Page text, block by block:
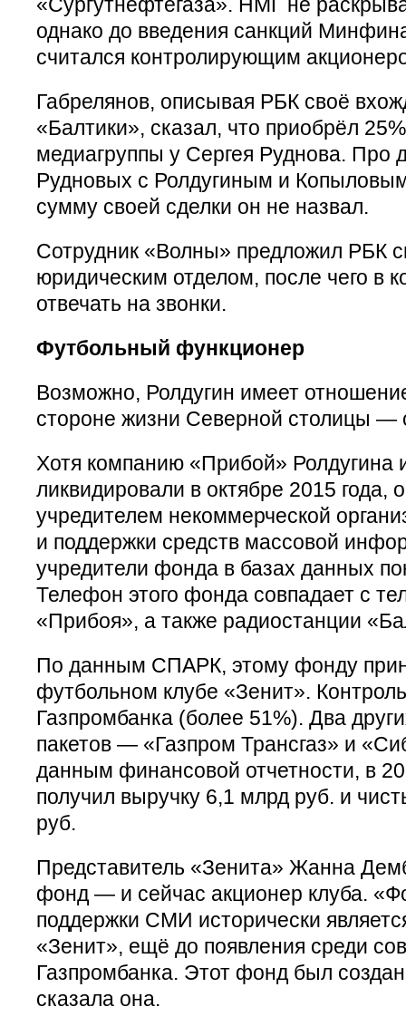
однако до введения санкций
считался контролирующим
Габрелянов, описывая РБК своё
«Балтики», сказал, что приобрёл
медиагруппы у Сергея Руднова. Про
Рудновых с Ролдугиным и
сумму своей сделки он не назвал.
Сотрудник «Волны» предложил РБК
юридическим отделом, после чего в
отвечать на звонки.
Футбольный функционер
Возможно, Ролдугин имеет
стороне жизни Северной столицы —
Хотя компанию «Прибой» Ролдугина
ликвидировали в октябре 2015 года,
учредителем некоммерческой
и поддержки средств массовой
учредители фонда в базах данных
Телефон этого фонда совпадает с
«Прибоя», а также радиостанции
По данным СПАРК, этому фонду
футбольном клубе «Зенит».
Газпромбанка (более 51%). Два
пакетов — «Газпром Трансгаз» и
данным финансовой отчетности, в
получил выручку 6,1 млрд руб. и
руб.
Представитель «Зенита» Жанна
фонд — и сейчас акционер клуба.
поддержки СМИ исторически
«Зенит», ещё до появления среди
Газпромбанка. Этот фонд был
сказала она.